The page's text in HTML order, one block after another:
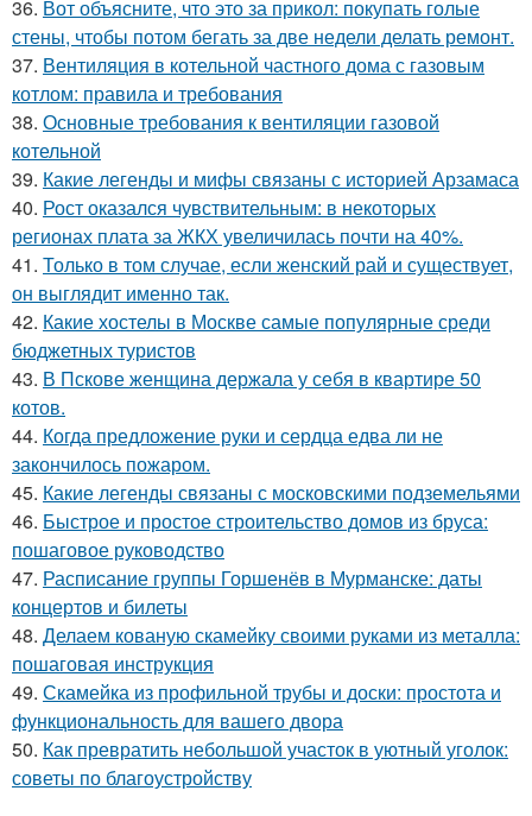
36. Вот объясните, что это за прикол: покупать голые
стены, чтобы потом бегать за две недели делать ремонт.
37. Вентиляция в котельной частного дома с газовым
котлом: правила и требования
38. Основные требования к вентиляции газовой
котельной
39. Какие легенды и мифы связаны с историей Арзамаса
40. Рост оказался чувствительным: в некоторых
регионах плата за ЖКХ увеличилась почти на 40%.
41. Только в том случае, если женский рай и существует,
он выглядит именно так.
42. Какие хостелы в Москве самые популярные среди
бюджетных туристов
43. В Пскове женщина держала у себя в квартире 50
котов.
44. Когда предложение руки и сердца едва ли не
закончилось пожаром.
45. Какие легенды связаны с московскими подземельями
46. Быстрое и простое строительство домов из бруса:
пошаговое руководство
47. Расписание группы Горшенёв в Мурманске: даты
концертов и билеты
48. Делаем кованую скамейку своими руками из металла:
пошаговая инструкция
49. Скамейка из профильной трубы и доски: простота и
функциональность для вашего двора
50. Как превратить небольшой участок в уютный уголок:
советы по благоустройству